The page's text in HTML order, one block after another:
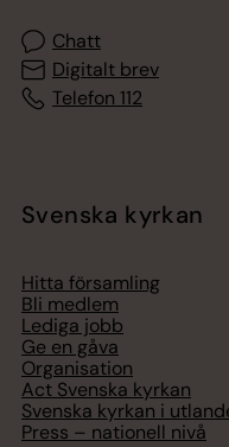
Chatt
Digitalt brev
Telefon 112
Svenska kyrkan
Hitta församling
Bli medlem
Lediga jobb
Ge en gåva
Organisation
Act Svenska kyrkan
Svenska kyrkan i
Press – nationell nivå